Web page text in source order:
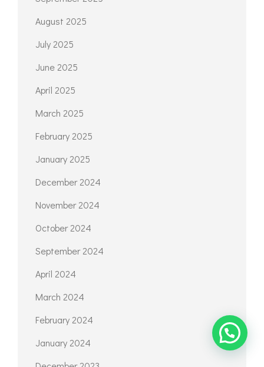
August 2025
July 2025
June 2025
April 2025
March 2025
February 2025
January 2025
December 2024
November 2024
October 2024
September 2024
April 2024
March 2024
February 2024
January 2024